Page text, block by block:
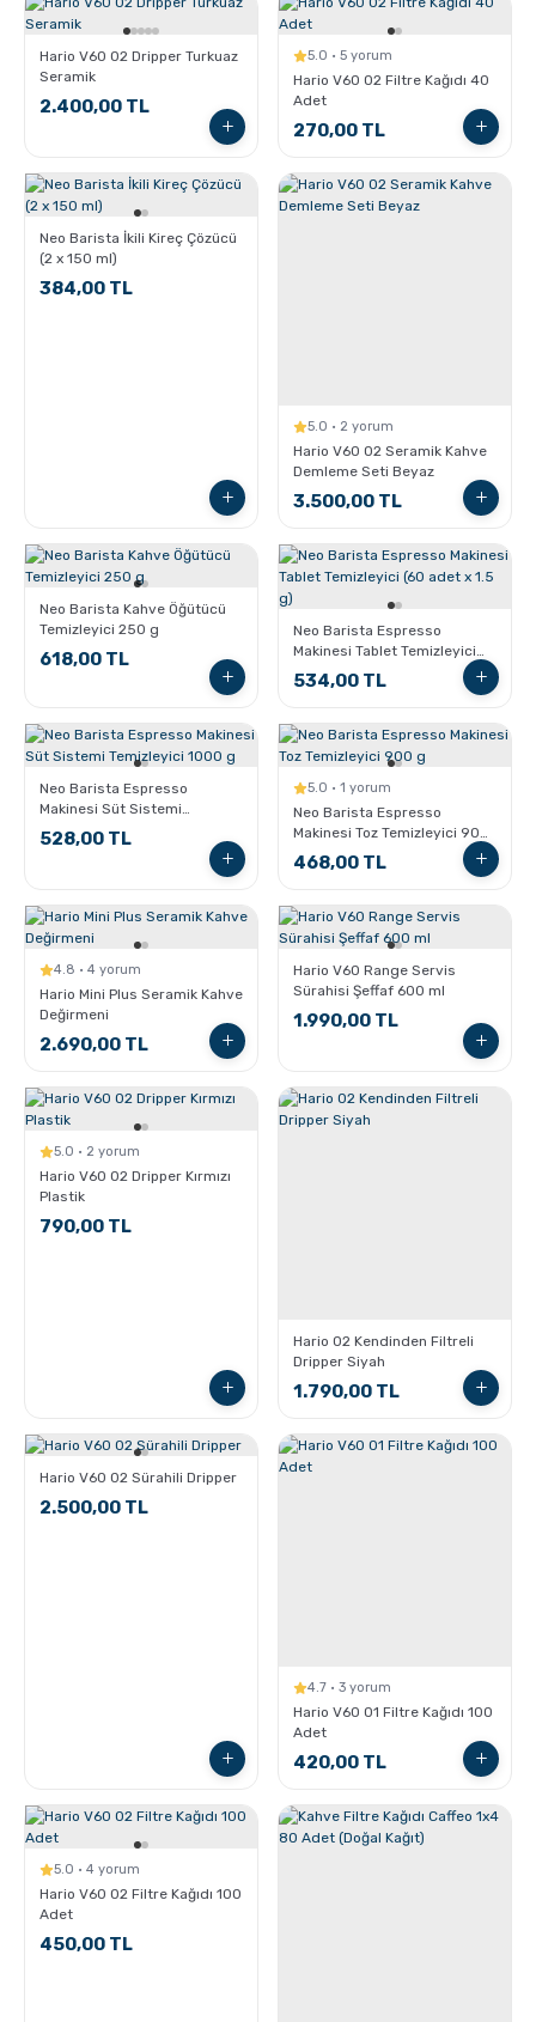
Hario V60 02 Dripper Turkuaz
Seramik
2.400,00 TL
5.0 · 5 yorum
Hario V60 02 Filtre Kağıdı 40
Adet
270,00 TL
Neo Barista İkili Kireç Çözücü
(2 x 150 ml)
384,00 TL
5.0 · 2 yorum
Hario V60 02 Seramik Kahve
Demleme Seti Beyaz
3.500,00 TL
Neo Barista Kahve Öğütücü
Temizleyici 250 g
618,00 TL
Neo Barista Espresso
Makinesi Tablet Temizleyici
(60 adet x 1.5 g)
534,00 TL
Neo Barista Espresso
Makinesi Süt Sistemi
Temizleyici 1000 g
528,00 TL
5.0 · 1 yorum
Neo Barista Espresso
Makinesi Toz Temizleyici 900
g
468,00 TL
4.8 · 4 yorum
Hario Mini Plus Seramik Kahve
Değirmeni
2.690,00 TL
Hario V60 Range Servis
Sürahisi Şeffaf 600 ml
1.990,00 TL
5.0 · 2 yorum
Hario V60 02 Dripper Kırmızı
Plastik
790,00 TL
Hario 02 Kendinden Filtreli
Dripper Siyah
1.790,00 TL
Hario V60 02 Sürahili Dripper
2.500,00 TL
4.7 · 3 yorum
Hario V60 01 Filtre Kağıdı 100
Adet
420,00 TL
5.0 · 4 yorum
Hario V60 02 Filtre Kağıdı 100
Adet
450,00 TL